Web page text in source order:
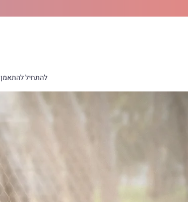
להתחיל להתאמן